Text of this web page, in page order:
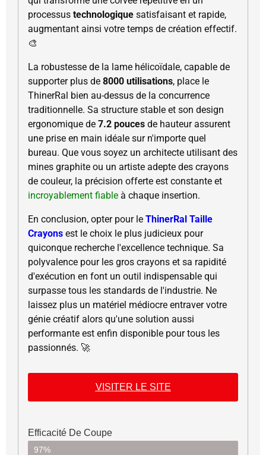
processus technologique satisfaisant et rapide,
augmentant ainsi votre temps de création effectif.
🎨
La robustesse de la lame hélicoïdale, capable de
supporter plus de 8000 utilisations, place le
ThinerRal bien au-dessus de la concurrence
traditionnelle. Sa structure stable et son design
ergonomique de 7.2 pouces de hauteur assurent
une prise en main idéale sur n'importe quel
bureau. Que vous soyez un architecte utilisant des
mines graphite ou un artiste adepte des crayons
de couleur, la précision offerte est constante et
incroyablement fiable à chaque insertion.
En conclusion, opter pour le ThinerRal Taille
Crayons est le choix le plus judicieux pour
quiconque recherche l'excellence technique. Sa
polyvalence pour les gros crayons et sa rapidité
d'exécution en font un outil indispensable qui
surpasse tous les standards de l'industrie. Ne
laissez plus un matériel médiocre entraver votre
génie créatif alors qu'une solution aussi
performante est enfin disponible pour tous les
passionnés. 🚀
VISITER LE SITE
Efficacité De Coupe
97%